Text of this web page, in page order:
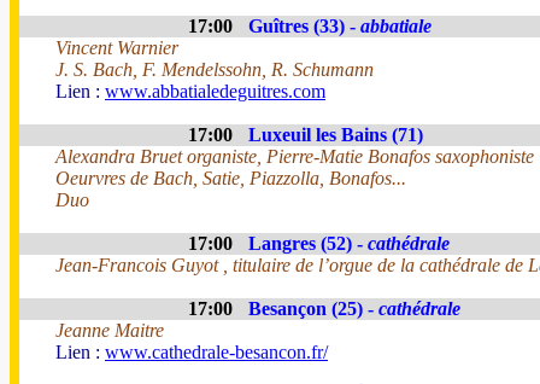
17:00 Guîtres (33) - abbatiale
Vincent Warnier
J. S. Bach, F. Mendelssohn, R. Schumann
Lien : www.abbatialedeguitres.com
17:00
Luxeuil les Bains (71)
Alexandra Bruet organiste, Pierre-Matie Bonafos saxophoniste
Oeurvres de Bach, Satie, Piazzolla, Bonafos...
Duo
17:00 Langres (52) - cathédrale
Jean-Francois Guyot , titulaire de l’orgue de la cathédrale de
17:00 Besançon (25) - cathédrale
Jeanne Maitre
Lien : www.cathedrale-besancon.fr/